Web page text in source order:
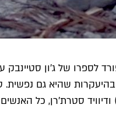
ממשיך את דרכו של "ענבי זעם" מ-1940, העיבוד
שהיא גם
סטרת'רן, כל